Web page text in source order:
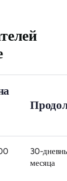
30-
месяца